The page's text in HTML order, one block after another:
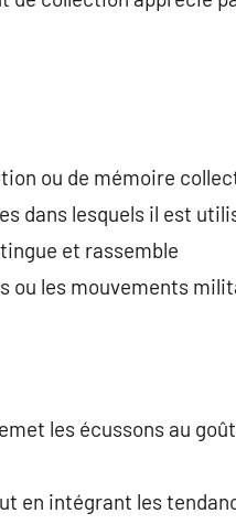
ou de mémoire
dans lesquels il est
et rassemble
ou les mouvements
les écussons au
en intégrant les